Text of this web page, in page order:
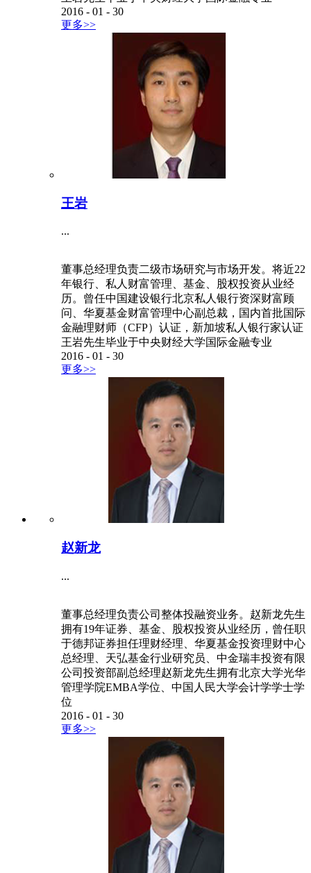
2016 - 01 - 30
更多>>
王岩
...
董事总经理负责二级市场研究与市场开发。将近22
年银行、私人财富管理、基金、股权投资从业经
历。曾任中国建设银行北京私人银行资深财富顾
问、华夏基金财富管理中心副总裁，国内首批国际
金融理财师（CFP）认证，新加坡私人银行家认证
王岩先生毕业于中央财经大学国际金融专业
2016 - 01 - 30
更多>>
赵新龙
...
董事总经理负责公司整体投融资业务。赵新龙先生
拥有19年证券、基金、股权投资从业经历，曾任职
于德邦证券担任理财经理、华夏基金投资理财中心
总经理、天弘基金行业研究员、中金瑞丰投资有限
公司投资部副总经理赵新龙先生拥有北京大学光华
管理学院EMBA学位、中国人民大学会计学学士学
位
2016 - 01 - 30
更多>>